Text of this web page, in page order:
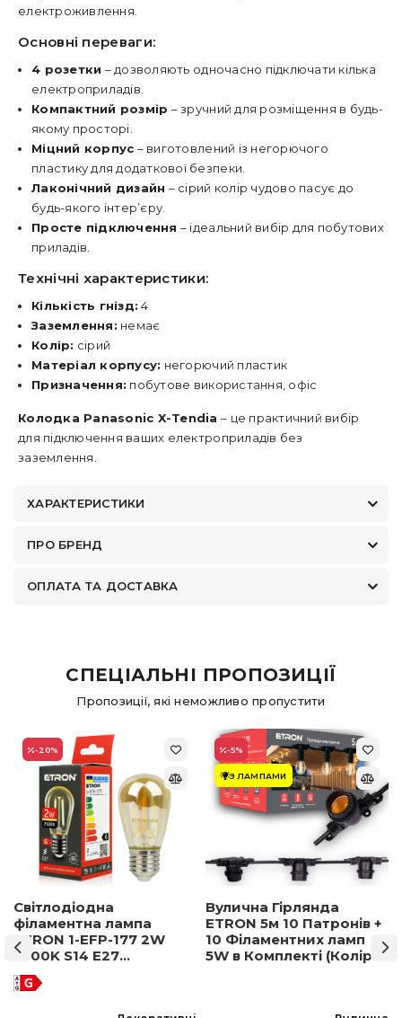
електроживлення.
Основні переваги:
4 розетки – дозволяють одночасно підключати кілька
електроприладів.
Компактний розмір – зручний для розміщення в будь-
якому просторі.
Міцний корпус – виготовлений із негорючого
пластику для додаткової безпеки.
Лаконічний дизайн – сірий колір чудово пасує до
будь-якого інтер’єру.
Просте підключення – ідеальний вибір для побутових
приладів.
Технічні характеристики:
Кількість гнізд: 4
Заземлення: немає
Колір: сірий
Матеріал корпусу: негорючий пластик
Призначення: побутове використання, офіс
Колодка Panasonic X-Tendia – це практичний вибір
для підключення ваших електроприладів без
заземлення.
ХАРАКТЕРИСТИКИ
ПРО БРЕНД
ОПЛАТА ТА ДОСТАВКА
СПЕЦІАЛЬНІ ПРОПОЗИЦІЇ
Пропозиції, які неможливо пропустити
-20%
Світлодіодна
філаментна лампа
ETRON 1-EFP-177 2W
2500K S14 E27
позолочене скло
-5%
З ЛАМПАМИ
Вулична Гірлянда
ETRON 5м 10 Патронів +
10 Філаментних ламп
5W в Комплекті (Колір